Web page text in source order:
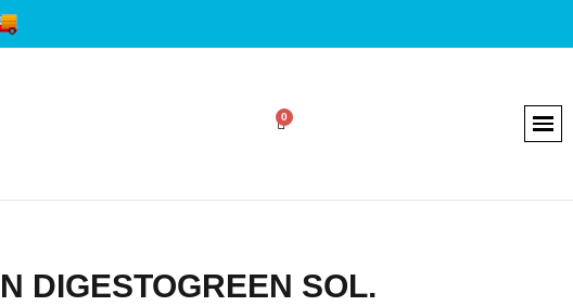
DIGESTOGREEN SOL.